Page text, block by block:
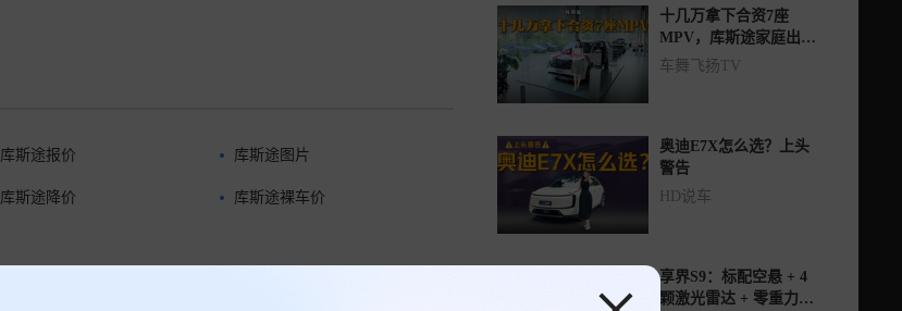
库斯途报价
库斯途图片
库斯途降价
库斯途裸车价
十几万拿下合资7座
MPV，库斯途家庭出行
神器-封面
车舞飞扬TV
奥迪E7X怎么选？上头
警告
HD说车
享界S9：标配空悬 + 4
颗激光雷达 + 零重力座